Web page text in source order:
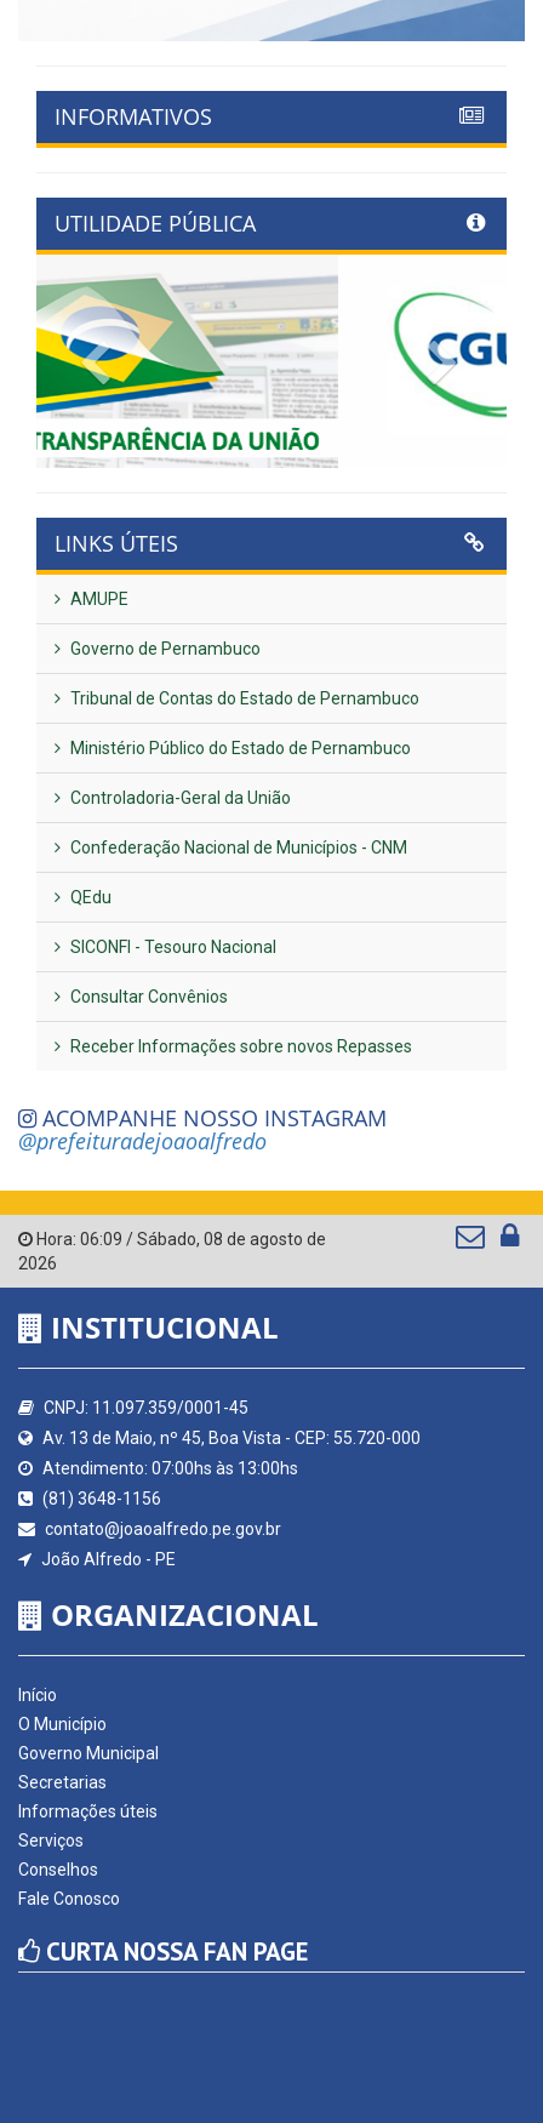
INFORMATIVOS
UTILIDADE PÚBLICA
Previous Next
LINKS ÚTEIS
AMUPE
Governo de Pernambuco
Tribunal de Contas do Estado de Pernambuco
Ministério Público do Estado de Pernambuco
Controladoria-Geral da União
Confederação Nacional de Municípios - CNM
QEdu
SICONFI - Tesouro Nacional
Consultar Convênios
Receber Informações sobre novos Repasses
ACOMPANHE NOSSO INSTAGRAM
@prefeituradejoaoalfredo
Hora: 06:09 /Sábado, 08 de agosto de
2026
INSTITUCIONAL
CNPJ: 11.097.359/0001-45
Av. 13 de Maio, nº 45, Boa Vista - CEP: 55.720-000
Atendimento: 07:00hs às 13:00hs
(81) 3648-1156
contato@joaoalfredo.pe.gov.br
João Alfredo - PE
ORGANIZACIONAL
Início
O Município
Governo Municipal
Secretarias
Informações úteis
Serviços
Conselhos
Fale Conosco
CURTA NOSSA FAN PAGE